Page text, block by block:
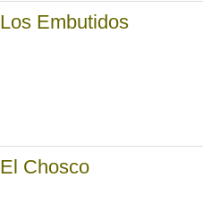
Los Embutidos
El Chosco